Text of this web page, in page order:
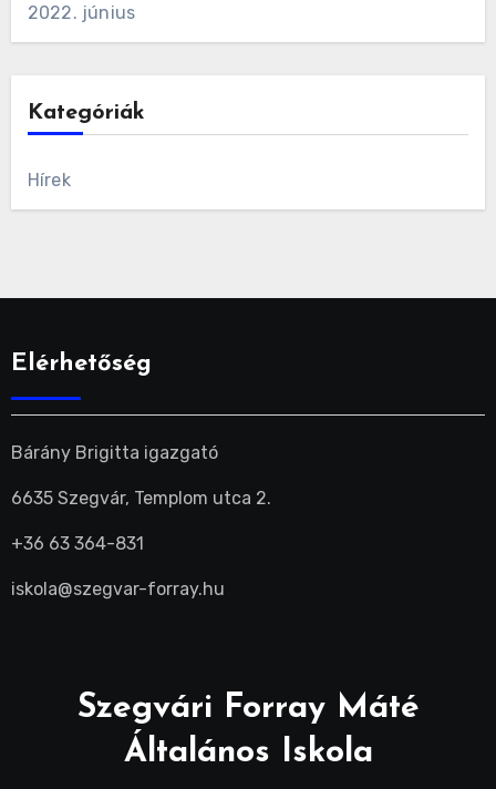
2022. június
Kategóriák
Hírek
Elérhetőség
Bárány Brigitta igazgató
6635 Szegvár, Templom utca 2.
+36 63 364-831
iskola@szegvar-forray.hu
Szegvári Forray Máté
Általános Iskola